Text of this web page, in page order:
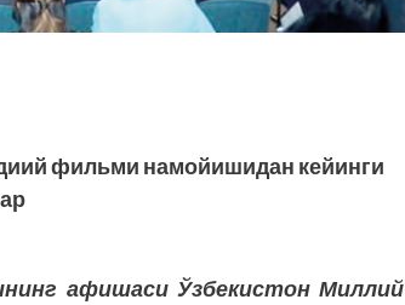
фильми намойишидан кейинги
афишаси Ўзбекистон Миллий